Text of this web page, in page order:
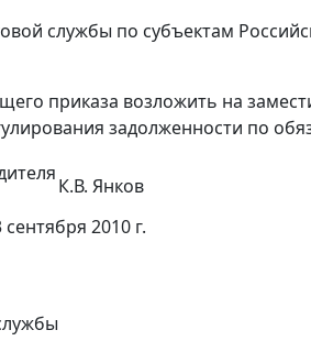
службы по субъектам
приказа возложить на
задолженности по
К.В. Янков
2010 г.